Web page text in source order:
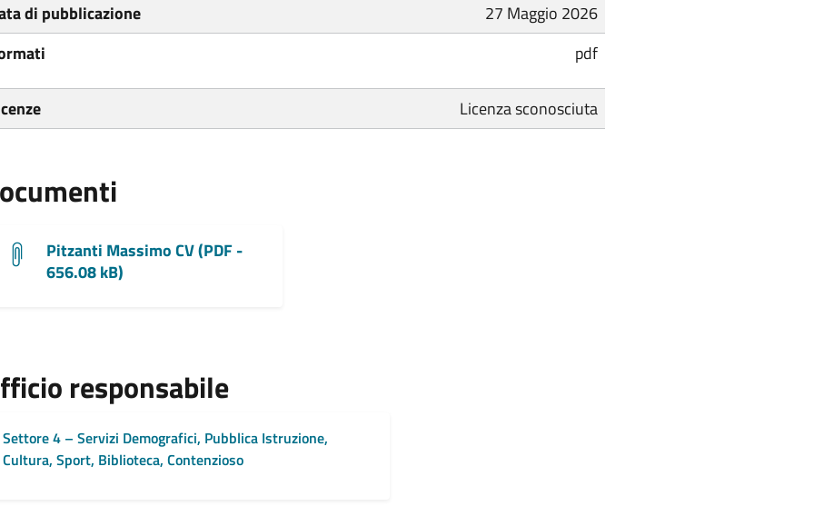
di pubblicazione
27 Maggio 2026
pdf
Licenza sconosciuta
Pitzanti Massimo CV (PDF -
656.08 kB)
responsabile
Settore 4 – Servizi Demografici, Pubblica Istruzione,
Cultura, Sport, Biblioteca, Contenzioso